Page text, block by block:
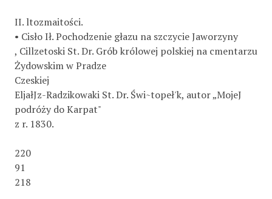
II. ltozmaitości.
• Cisło Ił. Pochodzenie głazu na szczycie Jaworzyny
, Cillzetoski St. Dr. Grób królowej polskiej na cmentarzu
Żydowskim w Pradze
Czeskiej
EljałJz-Radzikowaki St. Dr. Świ~topeł'k, autor „MojeJ
podróży do Karpat"
z r. 1830.
220
91
218